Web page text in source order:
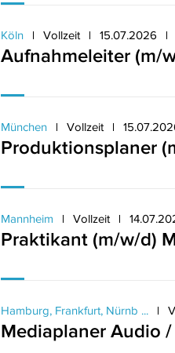
Köln Vollzeit 15.07.2026
Aufnahmeleiter (m/
München Vollzeit
Produktionsplaner
Mannheim Vollzeit
Praktikant (m/w/d)
Hamburg, Frankfurt, Nürnb ...
Mediaplaner Audio /